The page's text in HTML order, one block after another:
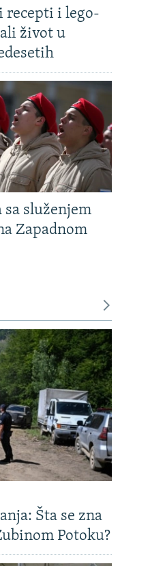
recepti i lego-
život u
sa služenjem
Zapadnom
Šta se zna
Potoku?